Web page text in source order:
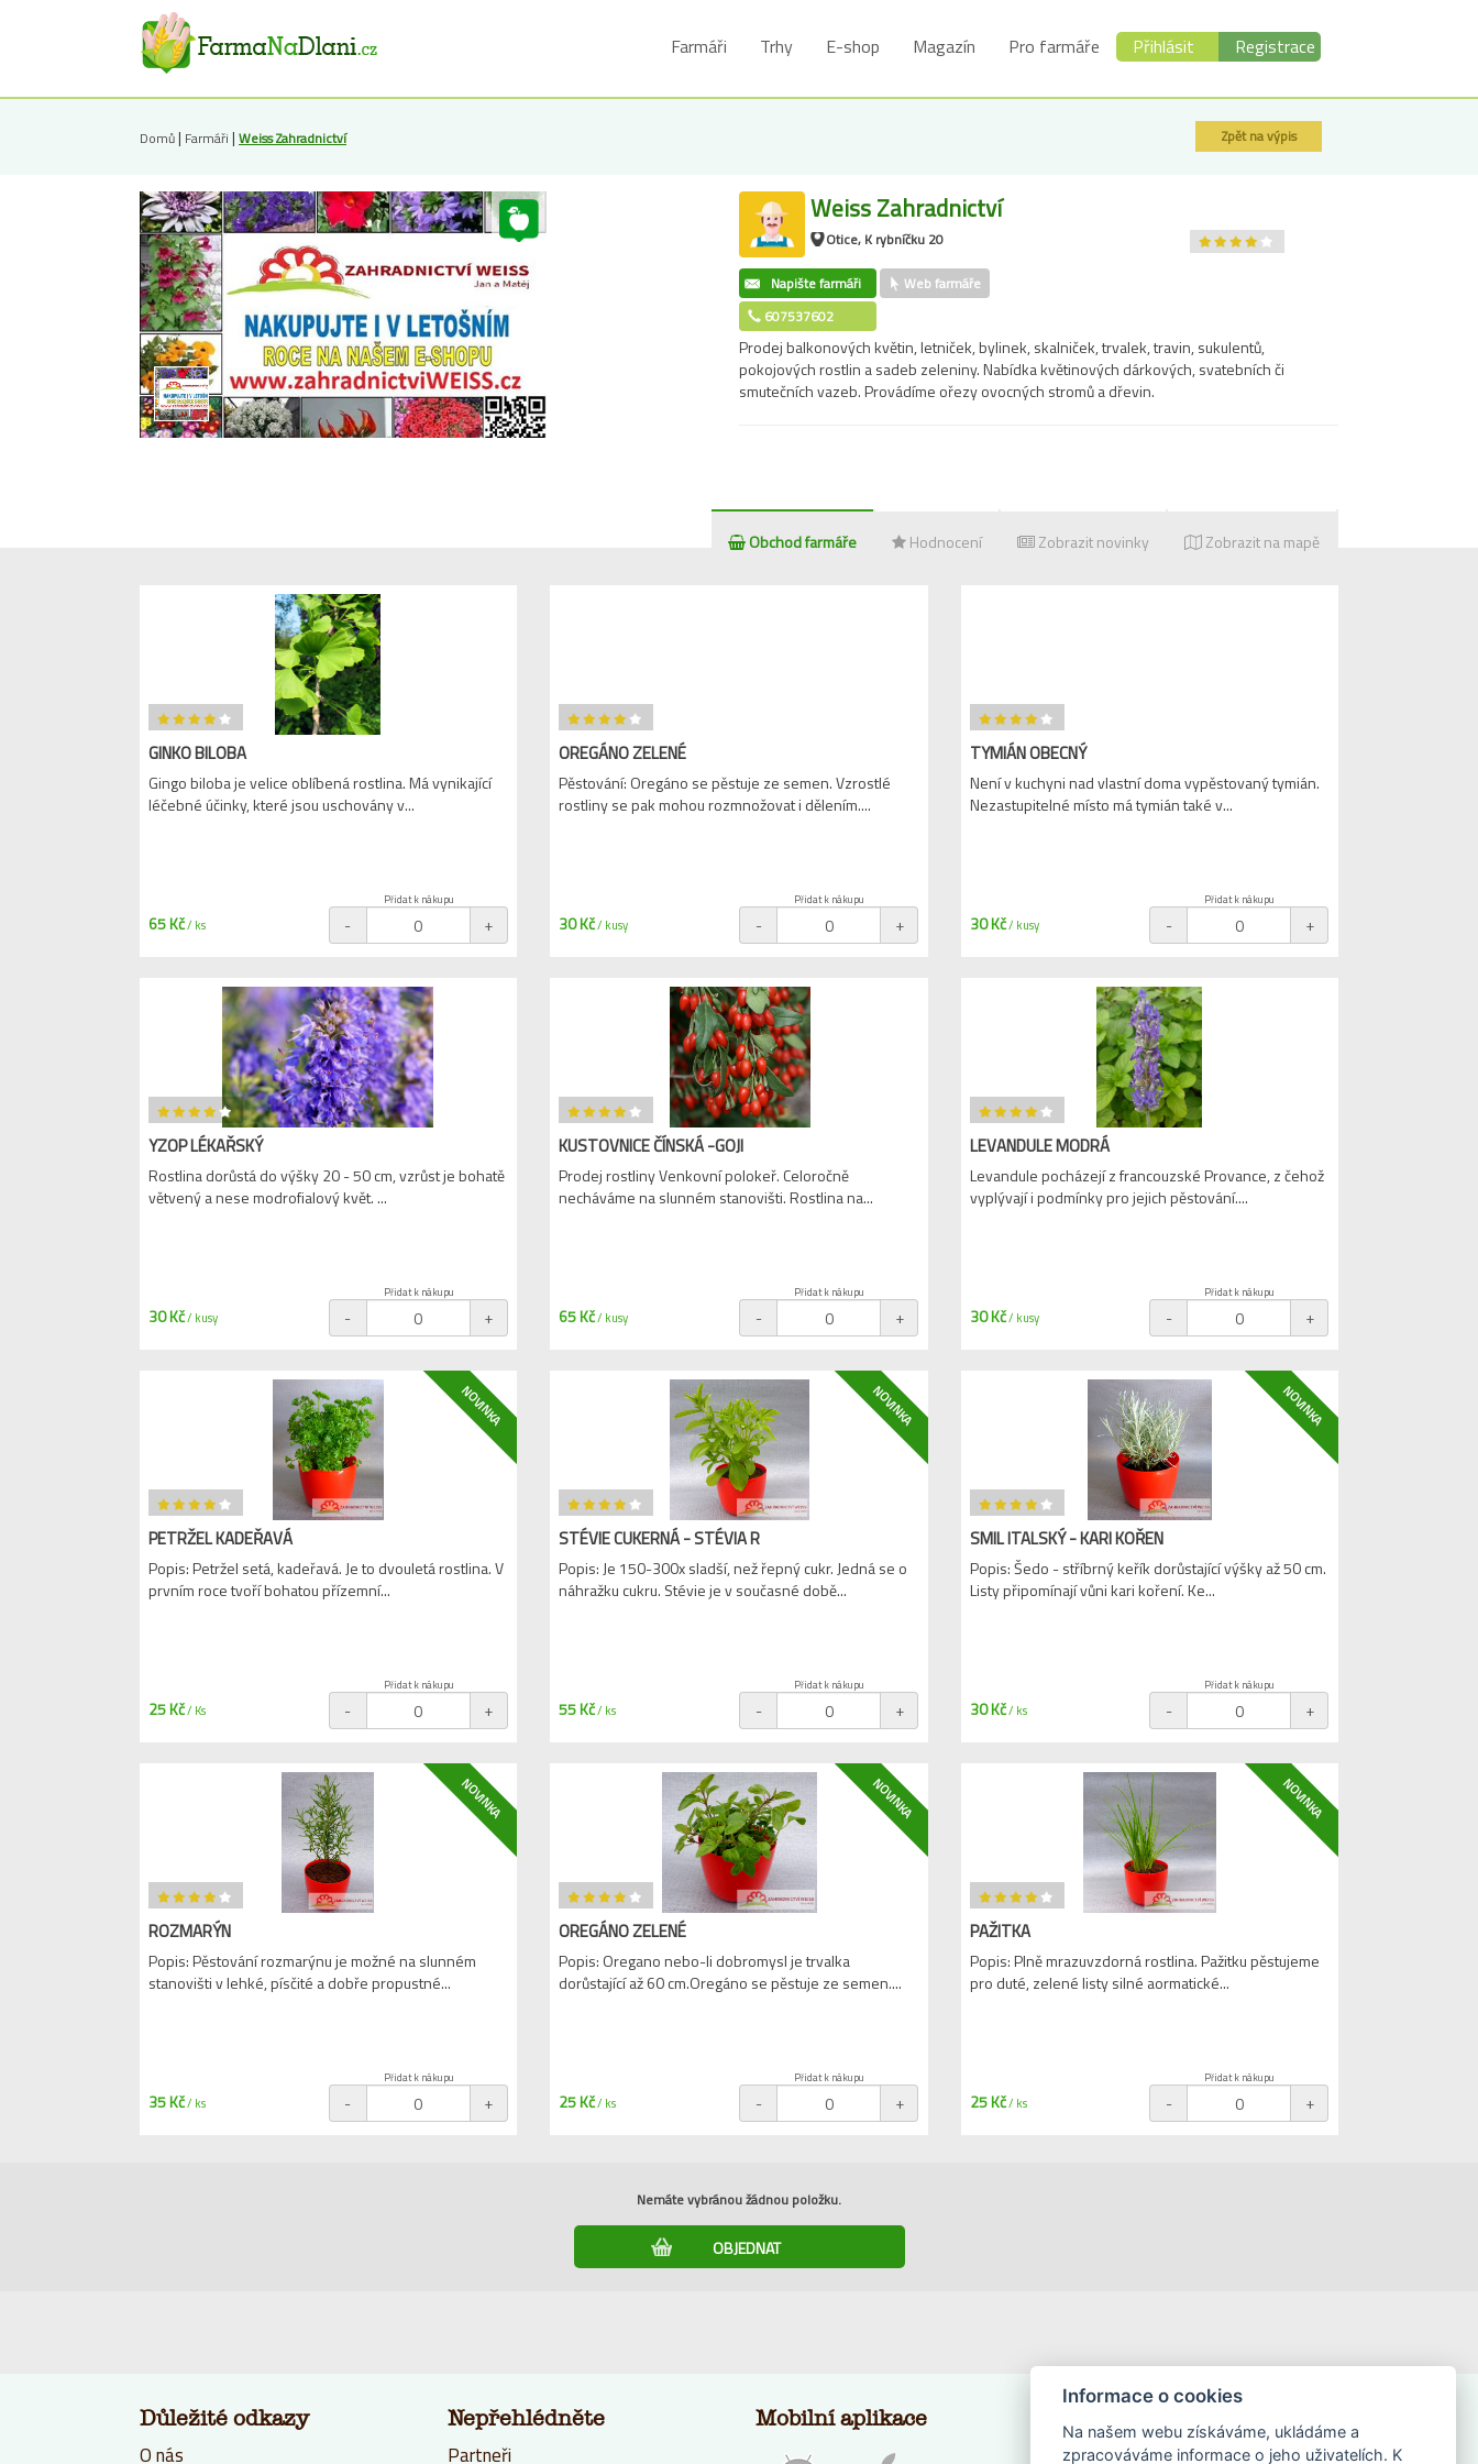
Farmáři Trhy E-shop Magazín Pro farmáře Přihlásit Registrace
Domů| Farmáři | Weiss Zahradnictví Zpět na výpis
Weiss Zahradnictví
Otice, K rybníčku 20
Napište farmáři
Web farmáře
607537602
Prodej balkonových květin, letniček, bylinek, skalniček, trvalek, travin, sukulentů,
pokojových rostlin a sadeb zeleniny. Nabídka květinových dárkových, svatebních či
smutečních vazeb. Provádíme ořezy ovocných stromů a dřevin.
Obchod farmáře Hodnocení Zobrazit novinky Zobrazit na mapě
GINKO BILOBA
Gingo biloba je velice oblíbená rostlina. Má vynikající
léčebné účinky, které jsou uschovány v...
65 Kč/ ks
Přidat k nákupu
- +
OREGÁNO ZELENÉ
Pěstování: Oregáno se pěstuje ze semen. Vzrostlé
rostliny se pak mohou rozmnožovat i dělením....
30 Kč/ kusy
Přidat k nákupu
- +
TYMIÁN OBECNÝ
Není v kuchyni nad vlastní doma vypěstovaný tymián.
Nezastupitelné místo má tymián také v...
30 Kč/ kusy
Přidat k nákupu
- +
YZOP LÉKAŘSKÝ
Rostlina dorůstá do výšky 20 - 50 cm, vzrůst je bohatě
větvený a nese modrofialový květ. ...
30 Kč/ kusy
Přidat k nákupu
- +
KUSTOVNICE ČÍNSKÁ -GOJI
Prodej rostliny Venkovní polokeř. Celoročně
necháváme na slunném stanovišti. Rostlina na...
65 Kč/ kusy
Přidat k nákupu
- +
LEVANDULE MODRÁ
Levandule pocházejí z francouzské Provance, z čehož
vyplývají i podmínky pro jejich pěstování....
30 Kč/ kusy
Přidat k nákupu
- +
NOVINKA
PETRŽEL KADEŘAVÁ
Popis: Petržel setá, kadeřavá. Je to dvouletá rostlina. V
prvním roce tvoří bohatou přízemní...
25 Kč/ Ks
Přidat k nákupu
- +
NOVINKA
STÉVIE CUKERNÁ - STÉVIA R
Popis: Je 150-300x sladší, než řepný cukr. Jedná se o
náhražku cukru. Stévie je v současné době...
55 Kč/ ks
Přidat k nákupu
- +
NOVINKA
SMIL ITALSKÝ - KARI KOŘEN
Popis: Šedo - stříbrný keřík dorůstající výšky až 50 cm.
Listy připomínají vůni kari koření. Ke...
30 Kč/ ks
Přidat k nákupu
- +
NOVINKA
ROZMARÝN
Popis: Pěstování rozmarýnu je možné na slunném
stanovišti v lehké, písčité a dobře propustné...
35 Kč/ ks
Přidat k nákupu
- +
NOVINKA
OREGÁNO ZELENÉ
Popis: Oregano nebo-li dobromysl je trvalka
dorůstající až 60 cm.Oregáno se pěstuje ze semen....
25 Kč/ ks
Přidat k nákupu
- +
NOVINKA
PAŽITKA
Popis: Plně mrazuvzdorná rostlina. Pažitku pěstujeme
pro duté, zelené listy silné aormatické...
25 Kč/ ks
Přidat k nákupu
- +
Nemáte vybránou žádnou položku.
Důležité odkazy
O nás
Nepřehlédněte
Partneři
Mobilní aplikace
Informace o cookies
Na našem webu získáváme, ukládáme a
zpracováváme informace o jeho uživatelích. K